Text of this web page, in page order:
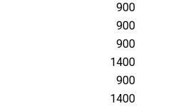
900
900
900
1400
900
1400